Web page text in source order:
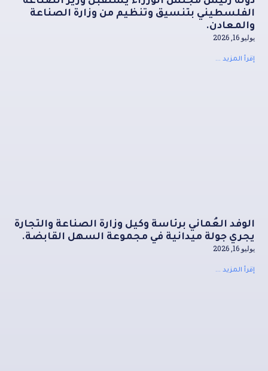
الفلسطيني بتنسيق وتنظيم من وزارة الصناعة
والمعادن.
يوليو 16, 2026
إقرأ المزيد ...
الوفد العُماني برئاسة وكيل وزارة الصناعة والتجارة
يجري جولة ميدانية في مجموعة السهل القابضة.
يوليو 16, 2026
إقرأ المزيد ...